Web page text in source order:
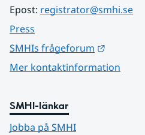
Epost: registrator@smhi.se
Press
SMHIs frågeforum
Mer kontaktinformation
SMHI-länkar
Jobba på SMHI